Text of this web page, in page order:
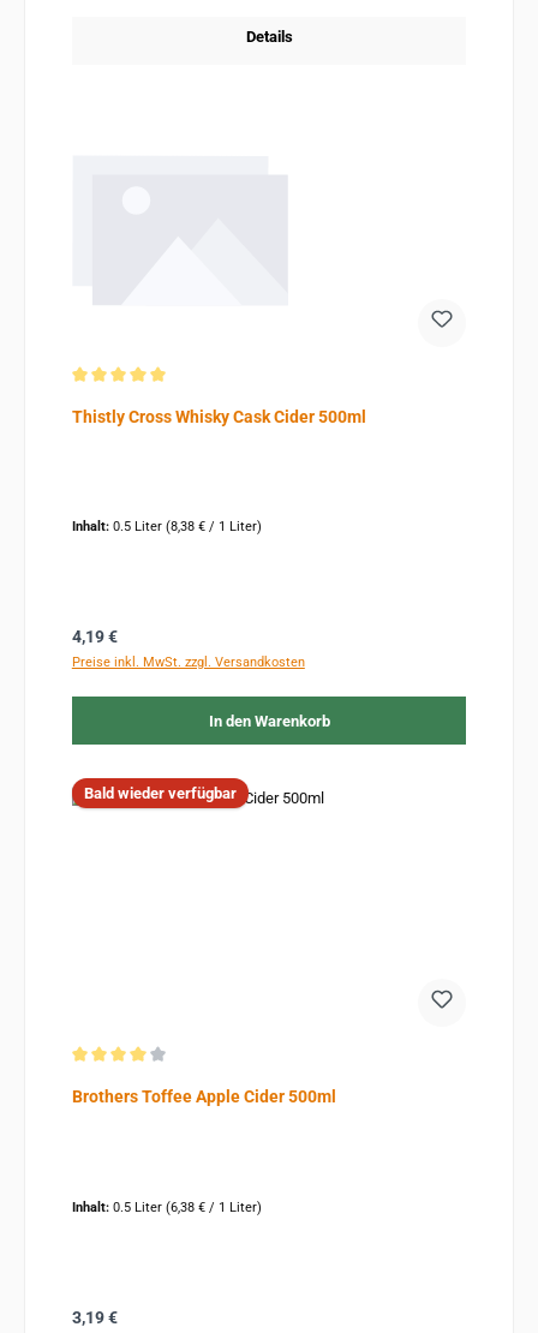
Details
Thistly Cross Whisky Cask Cider 500ml
Inhalt: 0.5 Liter (8,38 € / 1 Liter)
Regulärer Preis:
4,19 €
Preise inkl. MwSt. zzgl. Versandkosten
In den Warenkorb
Bald wieder verfügbar
Brothers Toffee Apple Cider 500ml
Inhalt: 0.5 Liter (6,38 € / 1 Liter)
Regulärer Preis:
3,19 €